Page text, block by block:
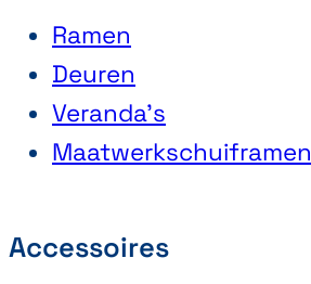
Ramen
Deuren
Veranda’s
Maatwerkschuiframen
Accessoires